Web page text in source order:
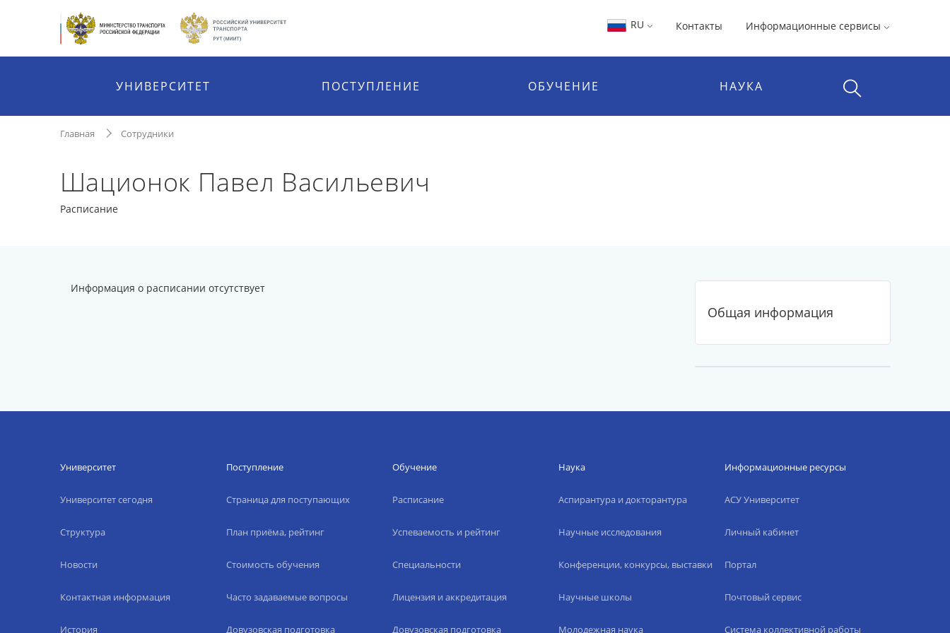
RU Контакты Информационные сервисы
УНИВЕРСИТЕТ ПОСТУПЛЕНИЕ ОБУЧЕНИЕ НАУКА
Главная Сотрудники
Шационок Павел Васильевич
Расписание
Информация о расписании отсутствует
Общая информация
Университет
Университет сегодня
Структура
Новости
Контактная информация
История
Поступление
Страница для поступающих
План приёма, рейтинг
Стоимость обучения
Часто задаваемые вопросы
Довузовская подготовка
Обучение
Расписание
Успеваемость и рейтинг
Специальности
Лицензия и аккредитация
Довузовская подготовка
Наука
Аспирантура и докторантура
Научные исследования
Конференции, конкурсы, выставки
Научные школы
Молодежная наука
Информационные ресурсы
АСУ Университет
Личный кабинет
Портал
Почтовый сервис
Система коллективной работы